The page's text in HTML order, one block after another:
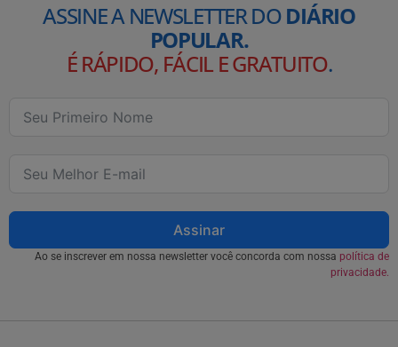
ASSINE A NEWSLETTER DODIÁRIO
POPULAR.
É RÁPIDO, FÁCIL E GRATUITO.
Assinar
Ao se inscrever em nossa newsletter você concorda com nossa política de
privacidade.